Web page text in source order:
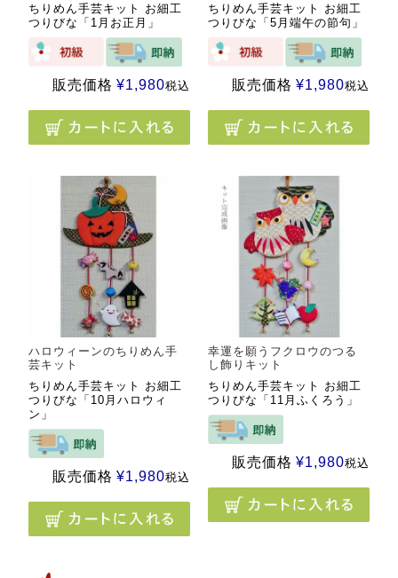
ちりめん手芸キット お細工
つりびな「1月お正月」
販売価格 ¥1,980税込
ちりめん手芸キット お細工
つりびな「5月端午の節句」
販売価格 ¥1,980税込
ハロウィーンのちりめん手
芸キット
ちりめん手芸キット お細工
つりびな「10月ハロウィ
ン」
販売価格 ¥1,980税込
幸運を願うフクロウのつる
し飾りキット
ちりめん手芸キット お細工
つりびな「11月ふくろう」
販売価格 ¥1,980税込